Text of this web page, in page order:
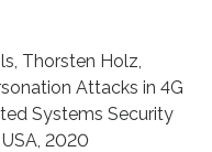
Thorsten Holz,
Attacks in 4G
Systems Security
2020